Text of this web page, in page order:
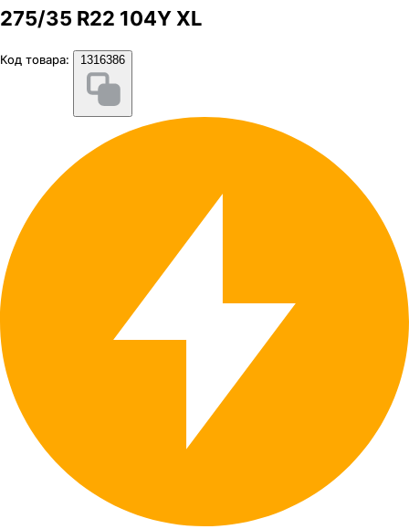
275/35 R22 104Y XL
Код товара: 1316386